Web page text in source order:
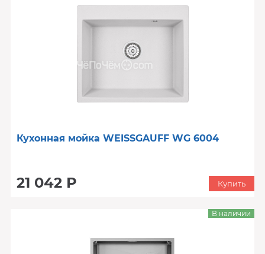
Кухонная мойка WEISSGAUFF WG 6004
21 042 Р Купить
В наличии